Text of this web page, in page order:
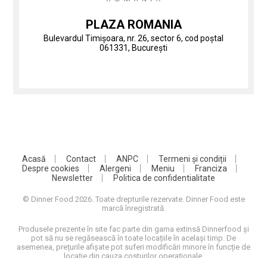
PLAZA ROMANIA
Bulevardul Timișoara, nr. 26, sector 6, cod poștal
061331, București
Acasă Contact ANPC
Termeni și condiții
Despre cookies
Alergeni Meniu
Franciza
Newsletter
Politica de confidentialitate
© Dinner Food 2026. Toate drepturile rezervate. Dinner Food este
marcă înregistrată.
Produsele prezente în site fac parte din gama extinsă Dinnerfood și
pot să nu se regăsească în toate locațiile în același timp. De
asemenea, prețurile afișate pot suferi modificări minore în funcție de
locație din cauza costurilor operaționale.